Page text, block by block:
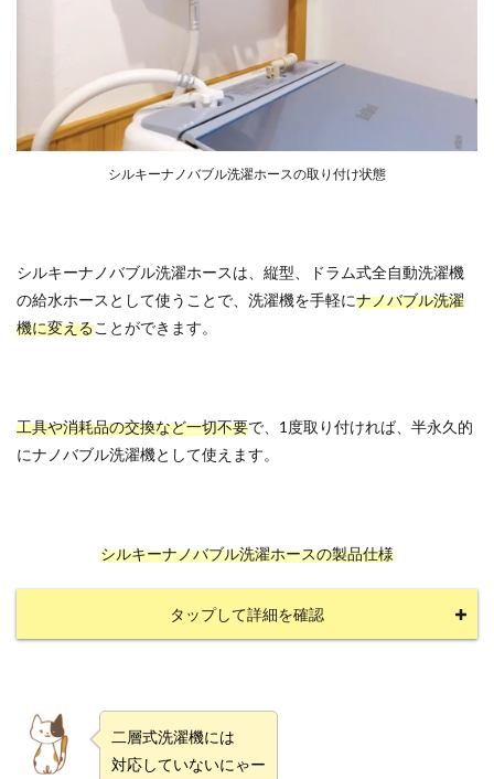
シルキーナノバブル洗濯ホースの取り付け状態
シルキーナノバブル洗濯ホースは、縦型、ドラム式全自動洗濯機
の給水ホースとして使うことで、洗濯機を手軽にナノバブル洗濯
機に変えることができます。
工具や消耗品の交換など一切不要で、1度取り付ければ、半永久的
にナノバブル洗濯機として使えます。
シルキーナノバブル洗濯ホースの製品仕様
タップして詳細を確認
二層式洗濯機には
対応していないにゃー